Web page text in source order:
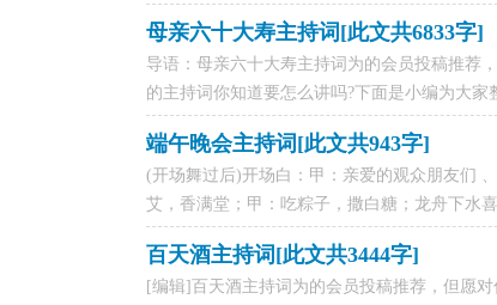
母亲六十大寿主持词[此文共6833字]
导语：母亲六十大寿主持词为的会员投稿推荐
的主持词你知道要怎么讲吗?下面是小编为大家
端午晚会主持词[此文共943字]
(开场舞过后)开场白：甲：亲爱的观众朋友们
艾，香满堂；甲：吃粽子，撒白糖；龙舟下水
百天酒主持词[此文共3444字]
[编辑]百天酒主持词为的会员投稿推荐，但愿